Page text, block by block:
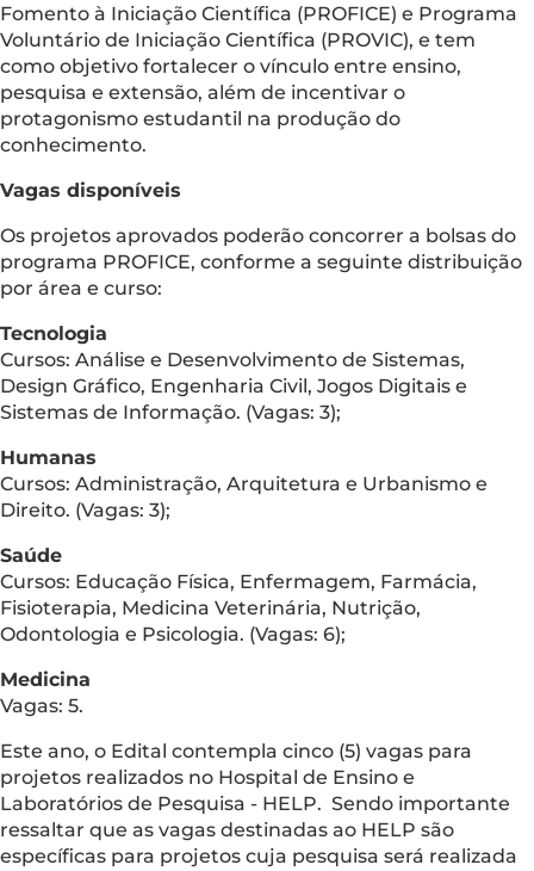
Fomento à Iniciação Científica (PROFICE) e Programa
Voluntário de Iniciação Científica (PROVIC), e tem
como objetivo fortalecer o vínculo entre ensino,
pesquisa e extensão, além de incentivar o
protagonismo estudantil na produção do
conhecimento.
Vagas disponíveis
Os projetos aprovados poderão concorrer a bolsas do
programa PROFICE, conforme a seguinte distribuição
por área e curso:
Tecnologia
Cursos: Análise e Desenvolvimento de Sistemas,
Design Gráfico, Engenharia Civil, Jogos Digitais e
Sistemas de Informação. (Vagas: 3);
Humanas
Cursos: Administração, Arquitetura e Urbanismo e
Direito. (Vagas: 3);
Saúde
Cursos: Educação Física, Enfermagem, Farmácia,
Fisioterapia, Medicina Veterinária, Nutrição,
Odontologia e Psicologia. (Vagas: 6);
Medicina
Vagas: 5.
Este ano, o Edital contempla cinco (5) vagas para
projetos realizados no Hospital de Ensino e
Laboratórios de Pesquisa - HELP. Sendo importante
ressaltar que as vagas destinadas ao HELP são
específicas para projetos cuja pesquisa será realizada